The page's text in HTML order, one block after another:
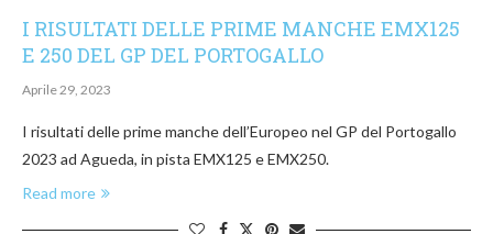
I RISULTATI DELLE PRIME MANCHE EMX125
E 250 DEL GP DEL PORTOGALLO
Aprile 29, 2023
I risultati delle prime manche dell’Europeo nel GP del Portogallo
2023 ad Agueda, in pista EMX125 e EMX250.
Read more